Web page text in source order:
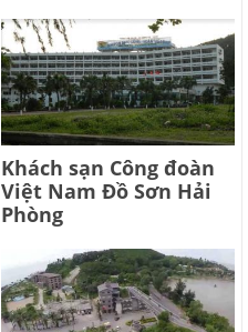
Khách sạn Công đoàn
Việt Nam Đồ Sơn Hải
Phòng